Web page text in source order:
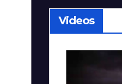
Videos